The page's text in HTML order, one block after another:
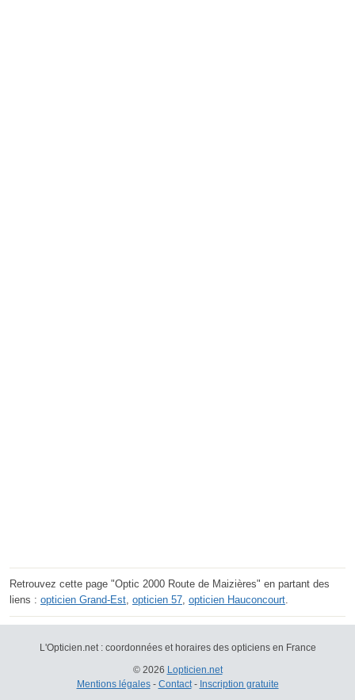
Retrouvez cette page "Optic 2000 Route de Maizières" en partant des
liens : opticien Grand-Est, opticien 57, opticien Hauconcourt.
L'Opticien.net : coordonnées et horaires des opticiens en France
© 2026 Lopticien.net
Mentions légales- Contact- Inscription gratuite